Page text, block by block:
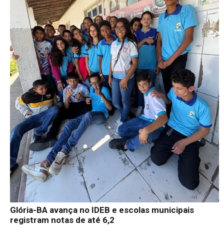
Glória-BA avança no IDEB e escolas municipais
registram notas de até 6,2